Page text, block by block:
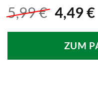
5,99€
war:
5,99 €
4,49 €
ZUM